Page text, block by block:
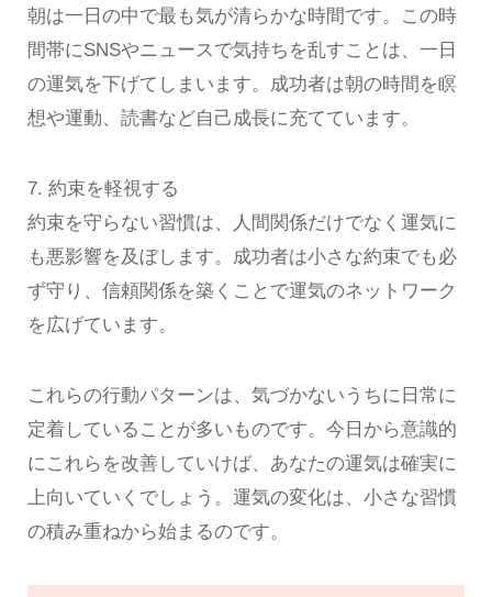
朝は一日の中で最も気が清らかな時間です。この時
間帯にSNSやニュースで気持ちを乱すことは、一日
の運気を下げてしまいます。成功者は朝の時間を瞑
想や運動、読書など自己成長に充てています。
7. 約束を軽視する
約束を守らない習慣は、人間関係だけでなく運気に
も悪影響を及ぼします。成功者は小さな約束でも必
ず守り、信頼関係を築くことで運気のネットワーク
を広げています。
これらの行動パターンは、気づかないうちに日常に
定着していることが多いものです。今日から意識的
にこれらを改善していけば、あなたの運気は確実に
上向いていくでしょう。運気の変化は、小さな習慣
の積み重ねから始まるのです。